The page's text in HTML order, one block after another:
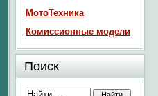
МотоТехника
Комиссионные модели
Поиск